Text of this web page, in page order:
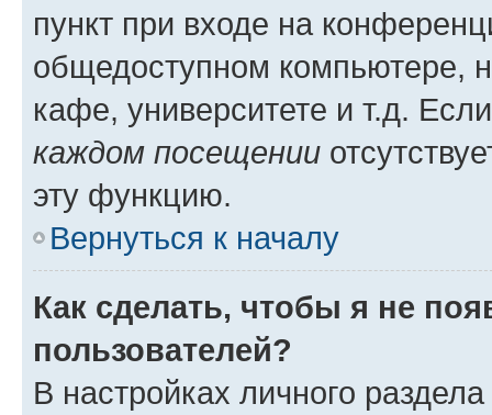
пункт при входе на
общедоступном компьютере,
кафе, университете и т.д.
каждом посещении
эту функцию.
Вернуться к началу
Как сделать, чтобы я не
пользователей?
В настройках личного